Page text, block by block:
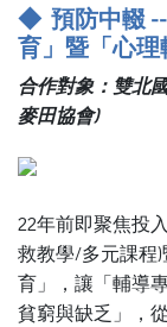
◆ 預防中輟 --
育」暨「心理
合作對象：雙北
麥田協會)
22年前即聚焦投
救教學/多元課程
育」，讓「輔導
貧窮與缺乏」，